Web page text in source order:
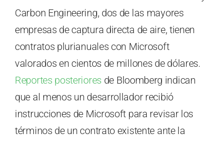
Carbon Engineering, dos de las mayores
empresas de captura directa de aire, tienen
contratos plurianuales con Microsoft
valorados en cientos de millones de dólares.
Reportes posteriores de Bloomberg indican
que al menos un desarrollador recibió
instrucciones de Microsoft para revisar los
términos de un contrato existente ante la